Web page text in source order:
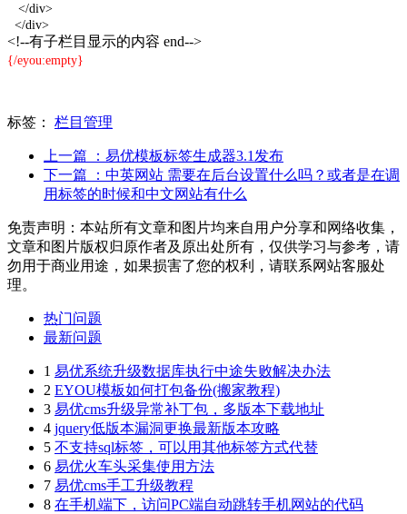
</div>
</div>
<!--有子栏目显示的内容 end-->
{/eyou:empty}
标签： 栏目管理
上一篇
：易优模板标签生成器3.1发布
下一篇
：中英网站 需要在后台设置什么吗？或者是在调
用标签的时候和中文网站有什么
免责声明：本站所有文章和图片均来自用户分享和网络收集，
文章和图片版权归原作者及原出处所有，仅供学习与参考，请
勿用于商业用途，如果损害了您的权利，请联系网站客服处
理。
热门问题
最新问题
1 易优系统升级数据库执行中途失败解决办法
2 EYOU模板如何打包备份(搬家教程)
3 易优cms升级异常补丁包，多版本下载地址
4 jquery低版本漏洞更换最新版本攻略
5 不支持sql标签，可以用其他标签方式代替
6 易优火车头采集使用方法
7 易优cms手工升级教程
8 在手机端下，访问PC端自动跳转手机网站的代码